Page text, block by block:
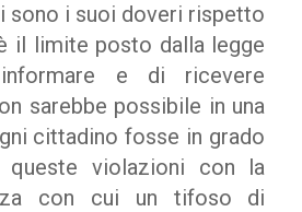
sono i suoi doveri rispetto
il limite posto dalla legge
e di ricevere
sarebbe possibile in una
cittadino fosse in grado
queste violazioni con la
con cui un tifoso di